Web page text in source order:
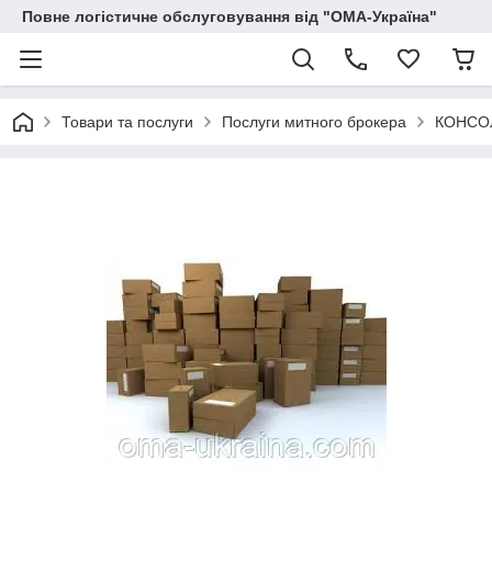
Повне логістичне обслуговування від "ОМА-Україна"
Товари та послуги Послуги митного брокера